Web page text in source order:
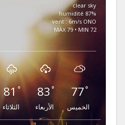
clear sky
87% humidité
vent : 6m/s ONO
MAX 79 • MIN 72
81°
الثلاثاء
83 °
الأربعاء
77°
الخميس